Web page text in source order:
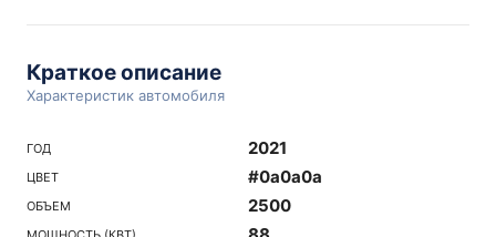
Краткое описание
Характеристик автомобиля
ГОД 2021
ЦВЕТ #0a0a0a
ОБЪЕМ 2500